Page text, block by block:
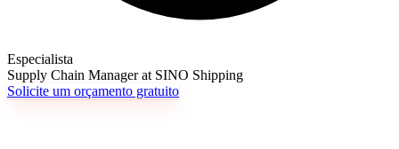
Especialista
Supply Chain Manager at SINO Shipping
Solicite um orçamento gratuito